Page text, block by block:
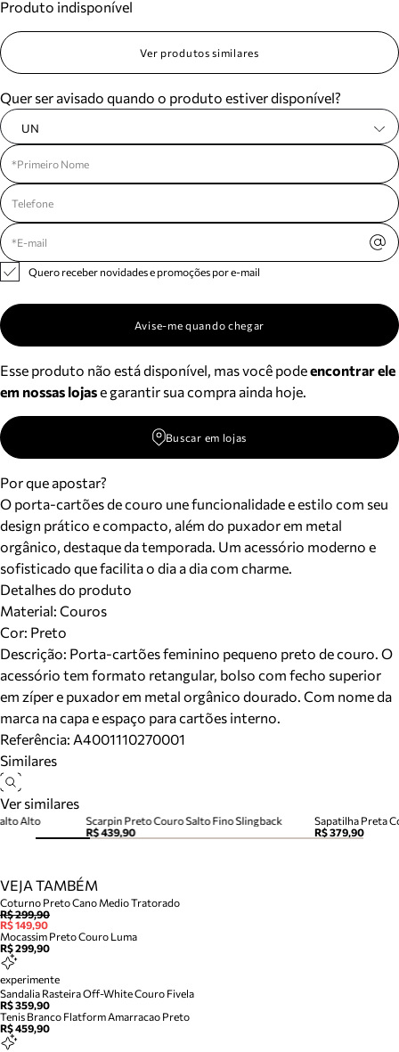
Produto indisponível
Ver produtos similares
Quer ser avisado quando o produto estiver disponível?
UN
Quero receber novidades e promoções por e-mail
Avise-me quando chegar
Esse produto não está disponível, mas você podeencontrar ele
em nossas lojase garantir sua compra ainda hoje.
Buscar em lojas
Por que apostar?
O porta-cartões de couro une funcionalidade e estilo com seu
design prático e compacto, além do puxador em metal
orgânico, destaque da temporada. Um acessório moderno e
sofisticado que facilita o dia a dia com charme.
Detalhes do produto
Material: Couros
Cor: Preto
Descrição: Porta-cartões feminino pequeno preto de couro. O
acessório tem formato retangular, bolso com fecho superior
em zíper e puxador em metal orgânico dourado. Com nome da
marca na capa e espaço para cartões interno.
Referência: A4001110270001
Similares
Ver similares
Scarpin Preto Couro Salto Fino Slingback
R$ 439,90
Sapatilha Preta
R$ 379,90
Alto
VEJA TAMBÉM
Coturno Preto Cano Medio Tratorado
R$ 299,90
R$ 149,90
Mocassim Preto Couro Luma
R$ 299,90
experimente
Sandalia Rasteira Off-White Couro Fivela
R$ 359,90
Tenis Branco Flatform Amarracao Preto
R$ 459,90